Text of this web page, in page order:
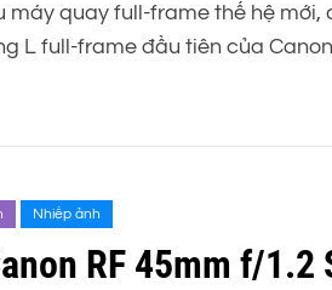
máy quay full-frame thế hệ mới,
L full-frame đầu tiên của
Nhiếp ảnh
RF 45mm f/